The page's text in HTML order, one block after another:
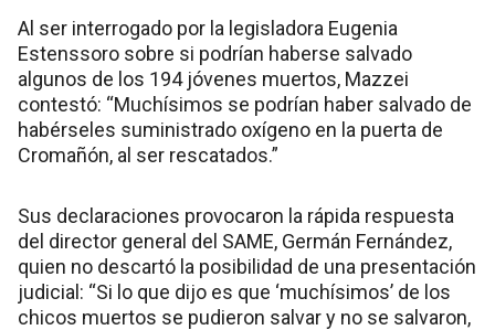
Al ser interrogado por la legisladora Eugenia
Estenssoro sobre si podrían haberse salvado
algunos de los 194 jóvenes muertos, Mazzei
contestó: “Muchísimos se podrían haber salvado de
habérseles suministrado oxígeno en la puerta de
Cromañón, al ser rescatados.”
Sus declaraciones provocaron la rápida respuesta
del director general del SAME, Germán Fernández,
quien no descartó la posibilidad de una presentación
judicial: “Si lo que dijo es que ‘muchísimos’ de los
chicos muertos se pudieron salvar y no se salvaron,